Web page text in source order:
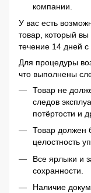
компании.
У вас есть
товар, который
течение 14 дней с
Для процедуры
что выполнены
Товар не
следов
потёртости и
Товар должен
целостность
Все ярлыки и
сохранности.
Наличие